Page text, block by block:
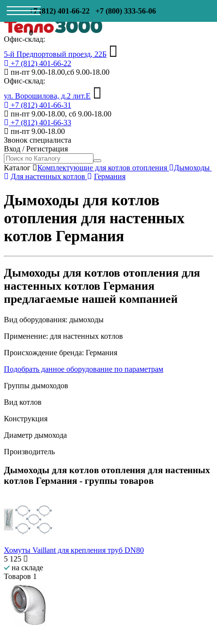
+7 (812) 401-66-22 +7 (800) 333-56-06
0
Офис-склад:
5-й Предпортовый проезд, 22Б
+7 (812) 401-66-22
пн-пт 9.00-18.00,сб 9.00-18.00
Офис-склад:
ул. Ворошилова, д.2 лит.Е
+7 (812) 401-66-31
пн-пт 9.00-18.00, сб 9.00-18.00
+7 (812) 401-66-33
пн-пт 9.00-18.00
Звонок специалиста
Вход /Регистрация
Каталог Комплектующие для котлов отопления
Дымоходы
Для настенных котлов
Германия
Дымоходы для котлов
отопления для настенных
котлов Германия
Дымоходы для котлов отопления для
настенных котлов Германия
предлагаемые нашей компанией
Вид оборудования: дымоходы
Применение: для настенных котлов
Происхождение бренда: Германия
Подобрать данное оборудование по параметрам
Группы дымоходов
Вид котлов
Конструкция
Диаметр дымохода
Производитель
Дымоходы для котлов отопления для настенных
котлов Германия - группы товаров
Хомуты Vaillant для крепления труб DN80
5 125
на складе
Товаров 1